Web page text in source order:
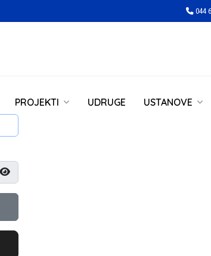
044
PROJEKTI UDRUGE USTANOVE
Prikaži lozinku